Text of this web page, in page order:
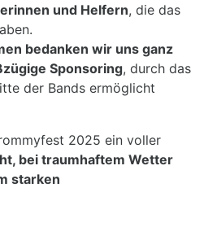
und Helfern, die das
bedanken wir uns ganz
Sponsoring, durch das
der Bands ermöglicht
2025 ein voller
bei traumhaftem Wetter
starken